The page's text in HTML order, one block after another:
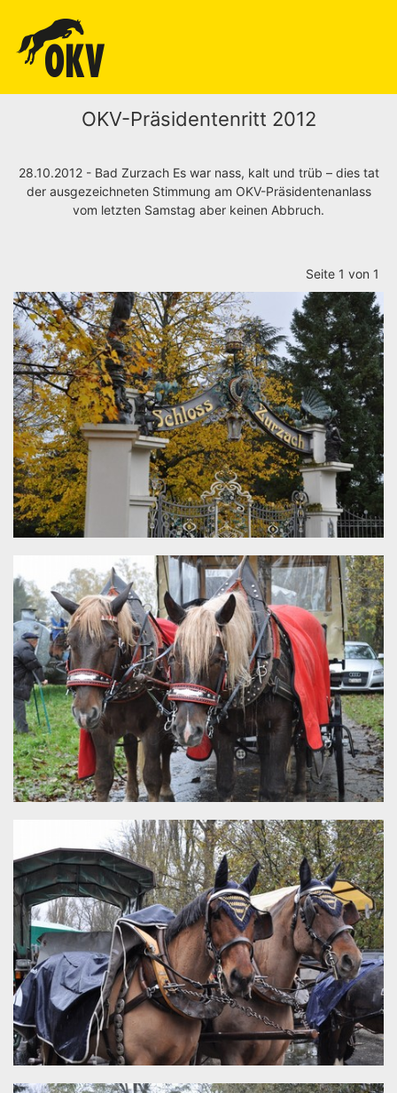
OKV-Präsidentenritt 2012
28.10.2012 - Bad Zurzach Es war nass, kalt und trüb – dies tat
der ausgezeichneten Stimmung am OKV-Präsidentenanlass
vom letzten Samstag aber keinen Abbruch.
Seite 1 von 1